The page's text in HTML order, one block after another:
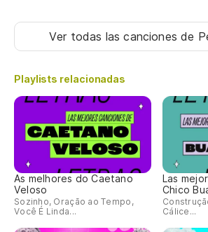
Ver todas las cancionesde
Playlists relacionadas
As melhores do Caetano
Veloso
Sozinho, Oração ao Tempo,
Você É Linda...
Las
Chico
Cálice...